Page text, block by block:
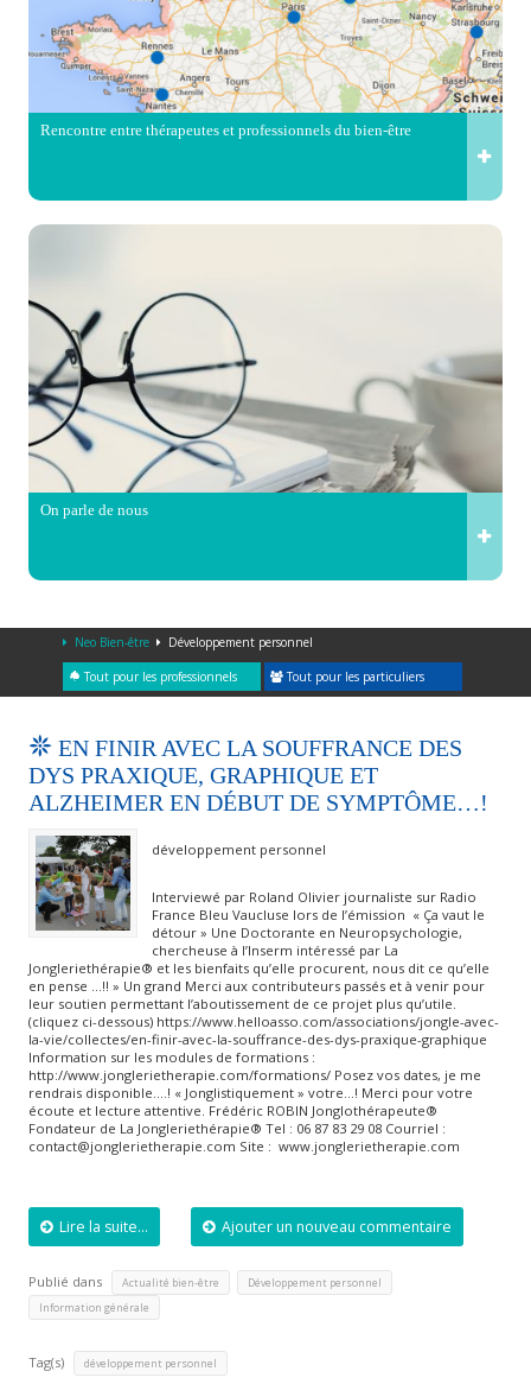
Rencontre entre thérapeutes et professionnels du bien-être
On parle de nous
Neo Bien-être Développement personnel
Tout pour les professionnels Tout pour les particuliers
EN FINIR AVEC LA SOUFFRANCE DES
DYS PRAXIQUE, GRAPHIQUE ET
ALZHEIMER EN DÉBUT DE SYMPTÔME…!
développement personnel
Interviewé par Roland Olivier journaliste sur Radio
France Bleu Vaucluse lors de l’émission « Ça vaut le
détour » Une Doctorante en Neuropsychologie,
chercheuse à l’Inserm intéressé par La
Jongleriethérapie® et les bienfaits qu’elle procurent, nous dit ce qu’elle
en pense …!! » Un grand Merci aux contributeurs passés et à venir pour
leur soutien permettant l’aboutissement de ce projet plus qu’utile.
(cliquez ci-dessous) https://www.helloasso.com/associations/jongle-avec-
la-vie/collectes/en-finir-avec-la-souffrance-des-dys-praxique-graphique
Information sur les modules de formations :
http://www.jonglerietherapie.com/formations/ Posez vos dates, je me
rendrais disponible….! « Jonglistiquement » votre…! Merci pour votre
écoute et lecture attentive. Frédéric ROBIN Jonglothérapeute®
Fondateur de La Jongleriethérapie® Tel : 06 87 83 29 08 Courriel :
contact@jonglerietherapie.com Site : www.jonglerietherapie.com
Lire la suite... Ajouter un nouveau commentaire
Publié dans Actualité bien-être Développement personnel
Information générale
Tag(s) développement personnel